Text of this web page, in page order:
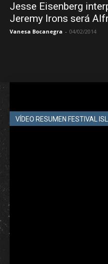
Jesse Eisenberg
Jeremy Irons será
Vanesa Bocanegra - 04/02/2014
VÍDEO RESUMEN FESTIVAL